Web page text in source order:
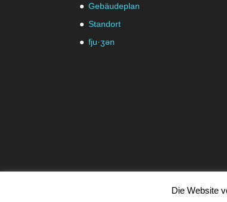
Gebäudeplan
Standort
fju·ʒən
Impressum|
Die Website